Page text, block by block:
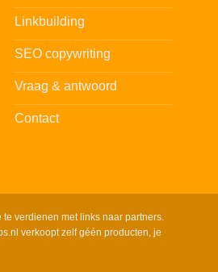
Linkbuilding
SEO copywriting
Vraag & antwoord
Contact
verdienen met links naar partners.
verkoopt zelf géén producten, je